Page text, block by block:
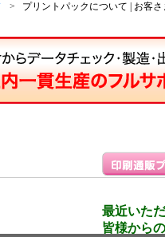
プリントパックについて | お客
最近いた
皆様から